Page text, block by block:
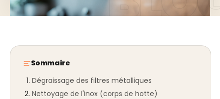
Sommaire
Dégraissage des filtres métalliques
Nettoyage de l'inox (corps de hotte)